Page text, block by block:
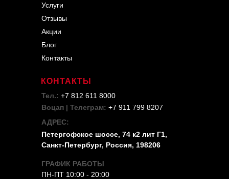
КОНТАКТЫ
Контакты
Блог
Акции
Отзывы
Услуги
Петергофское шоссе, 74 к2 лит Г1,
Санкт-Петербург, Россия, 198206
Тел.: +7 812 611 8000
Воцап | Телеграм: +7 911 799 8207
АДРЕС:
ГРАФИК РАБОТЫ
ПН-ПТ 10:00 - 20:00